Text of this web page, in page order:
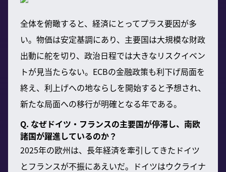
全体を俯瞰すると、経済にとってプラス要因が多
い。物価は安定基調にあり、主要国は大規模な財政
出動に舵を切り、政治日程では大きなリスクイベン
トが見当たらない。ECBの金融政策も利下げ局面を
終え、利上げへの地ならしを開始すると予想され、
新たな局面への移行が明確となる年である。
Q. なぜドイツ・フランスの主要国が停滞し、南欧
諸国が躍進しているのか？
2025年の欧州は、長年経済を牽引してきたドイツ
とフランスが不振にあえいだ。ドイツはウクライナ